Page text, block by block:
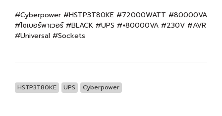
#Cyberpower #HSTP3T80KE #72000WATT #80000VA
#ไซเบอร์พาเวอร์ #BLACK #UPS #+80000VA #230V #AVR
#Universal #Sockets
HSTP3T80KE UPS Cyberpower